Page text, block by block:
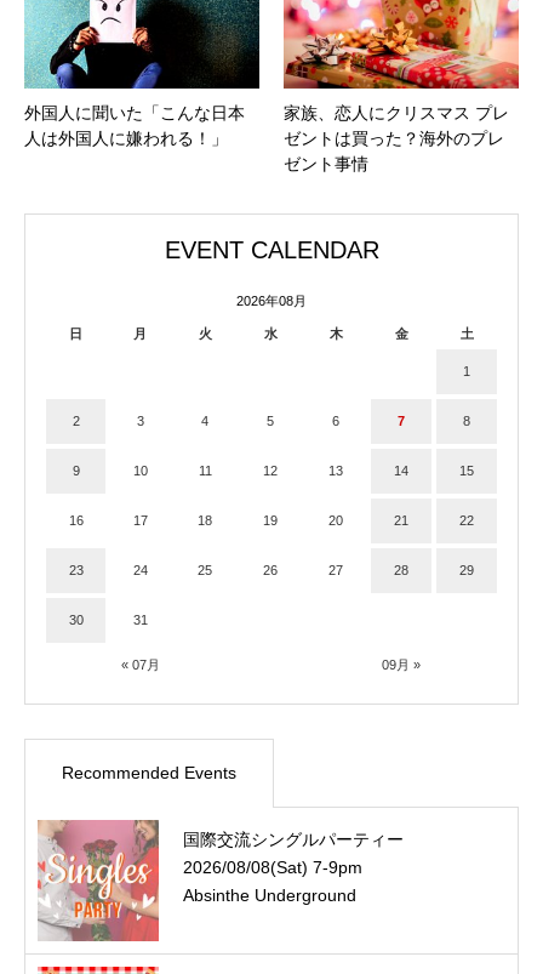
外国人に聞いた「こんな日本
人は外国人に嫌われる！」
家族、恋人にクリスマス プレ
ゼントは買った？海外のプレ
ゼント事情
EVENT CALENDAR
2026年08月
日 月 火 水 木 金 土
« 07月 09月 »
1
2 3 4 5 6 7 8
9 10 11 12 13 14 15
16 17 18 19 20 21 22
23 24 25 26 27 28 29
30 31
Recommended Events
国際交流シングルパーティー
2026/08/08(Sat) 7-9pm
Absinthe Underground